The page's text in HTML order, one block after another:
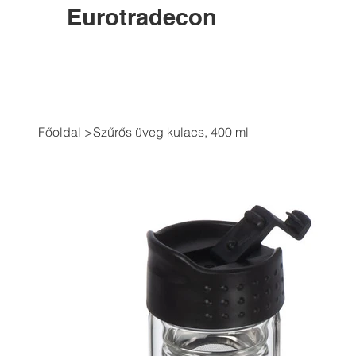
Eurotradecon
Főoldal >Szűrős üveg kulacs, 400 ml